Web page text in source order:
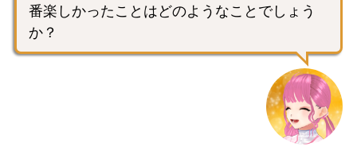
番楽しかったことはどのようなことでしょう
か？